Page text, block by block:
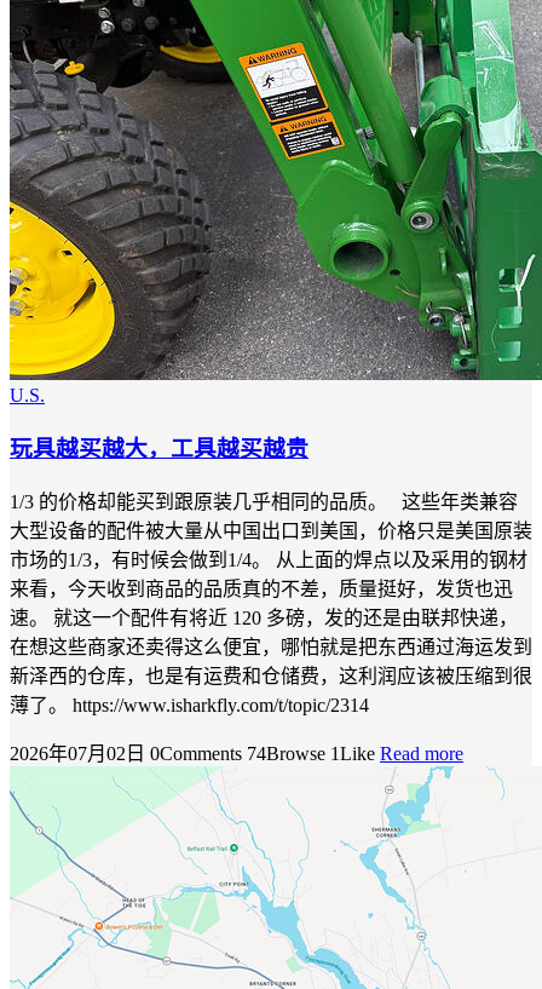
U.S.
玩具越买越大，工具越买越贵
1/3 的价格却能买到跟原装几乎相同的品质。 这些年类兼容
大型设备的配件被大量从中国出口到美国，价格只是美国原装
市场的1/3，有时候会做到1/4。 从上面的焊点以及采用的钢材
来看，今天收到商品的品质真的不差，质量挺好，发货也迅
速。 就这一个配件有将近 120 多磅，发的还是由联邦快递，
在想这些商家还卖得这么便宜，哪怕就是把东西通过海运发到
新泽西的仓库，也是有运费和仓储费，这利润应该被压缩到很
薄了。 https://www.isharkfly.com/t/topic/2314
2026年07月02日 0Comments 74Browse 1Like Read more